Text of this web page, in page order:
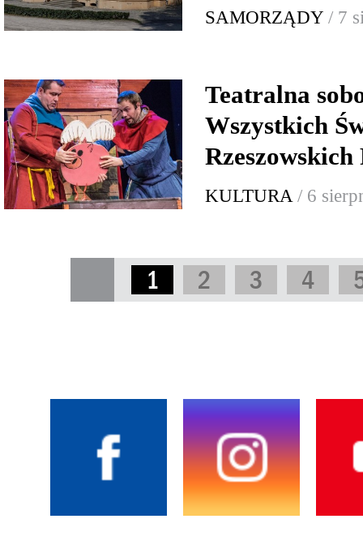
SAMORZĄDY / 7
Teatralna
Wszystkich
KULTURA / 6
1 2 3 4